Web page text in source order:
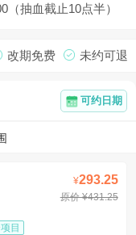
（抽血截止10点半）
未约可退
改期免费
可约日期
¥293.25
原价 ¥431.25
目